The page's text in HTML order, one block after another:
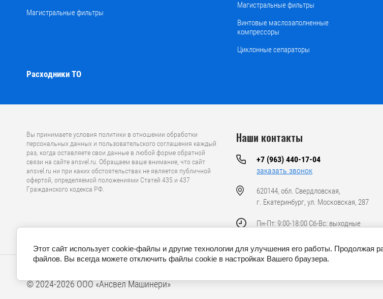
Магистральные фильтры
Магистральные фильтры
Винтовые маслозаполненные
компрессоры
Циклонные сепараторы
Расходники ТО
Вы принимаете условия политики в отношении обработки
персональных данных и пользовательского соглашения каждый
раз, когда оставляете свои данные в любой форме обратной
связи на сайте ansvel.ru. Обращаем ваше внимание, что caйт
ansvel.ru ни при каких обстоятельствах не является публичной
офертой, определяемой положениями Статей 435 и 437
Гражданского кодекса РФ.
Наши контакты
+7 (963) 440-17-04
заказать звонок
620144, обл. Свердловская,
г. Екатеринбург, ул. Московская, 287
Пн-Пт: 9:00-18:00 Сб-Вс: выходные
© 2024-2026 ООО «Ансвел Машинери»
Этот сайт использует cookie-файлы и другие технологии для улучшения его работы. Продолжая
файлов. Вы всегда можете отключить файлы cookie в настройках Вашего браузера.